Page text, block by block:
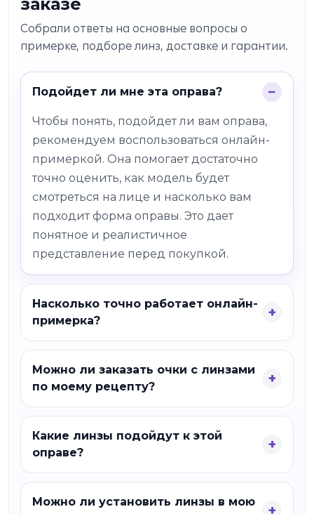
Собрали ответы на основные вопросы о
примерке, подборе линз, доставке и гарантии.
Подойдет ли мне эта оправа?
Чтобы понять, подойдет ли вам оправа,
рекомендуем воспользоваться онлайн-
примеркой. Она помогает достаточно
точно оценить, как модель будет
смотреться на лице и насколько вам
подходит форма оправы. Это дает
понятное и реалистичное
представление перед покупкой.
Насколько точно работает онлайн-
примерка?
Можно ли заказать очки с линзами
по моему рецепту?
Какие линзы подойдут к этой
оправе?
Можно ли установить линзы в мою